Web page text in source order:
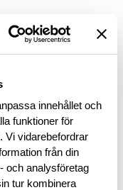
innehållet och
funktioner för
Vi vidarebefordrar
från din
och analysföretag
tur kombinera